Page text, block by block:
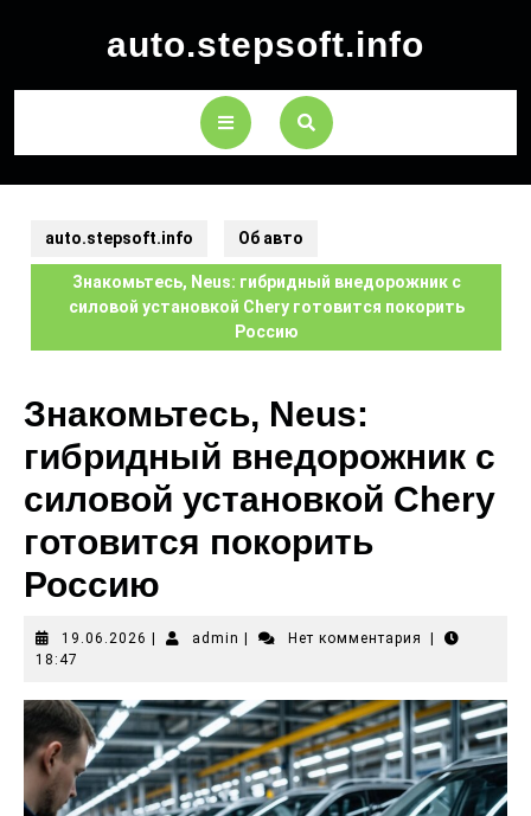
auto.stepsoft.info
auto.stepsoft.info Об авто
Знакомьтесь, Neus: гибридный внедорожник с
силовой установкой Chery готовится покорить
Россию
Знакомьтесь, Neus:
гибридный внедорожник с
силовой установкой Chery
готовится покорить
Россию
19.06.2026 admin Нет комментария
18:47